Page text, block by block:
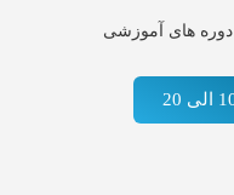
دوره های آموزشی